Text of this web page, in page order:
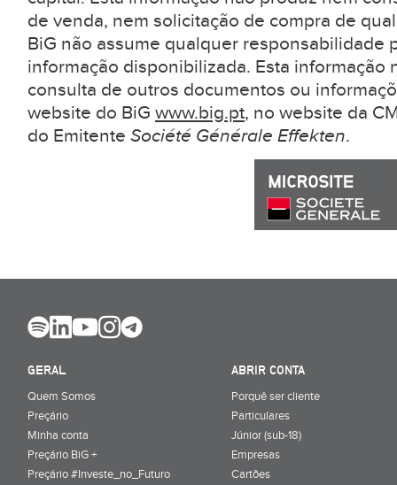
de venda, nem solicitação de compra de
BiG não assume qualquer responsabilidade
informação disponibilizada. Esta informação
consulta de outros documentos ou
website do BiG www.big.pt, no website da
do Emitente Société Générale Effekten.
GERAL
Quem Somos
Preçário
Minha conta
Preçário BiG +
Preçário #Investe_no_Futuro
ABRIR CONTA
Porquê ser cliente
Particulares
Júnior (sub-18)
Empresas
Cartões